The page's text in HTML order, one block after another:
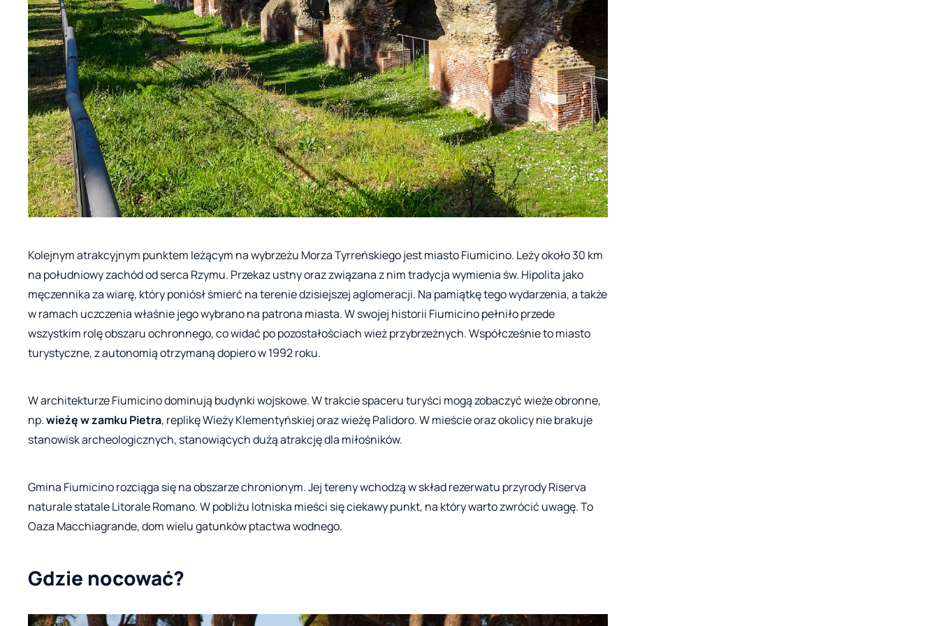
Kolejnym atrakcyjnym punktem leżącym na wybrzeżu Morza Tyrreńskiego jest miasto Fiumicino. Leży około 30 km
na południowy zachód od serca Rzymu. Przekaz ustny oraz związana z nim tradycja wymienia św. Hipolita jako
męczennika za wiarę, który poniósł śmierć na terenie dzisiejszej aglomeracji. Na pamiątkę tego wydarzenia, a także
w ramach uczczenia właśnie jego wybrano na patrona miasta. W swojej historii Fiumicino pełniło przede
wszystkim rolę obszaru ochronnego, co widać po pozostałościach wież przybrzeżnych. Współcześnie to miasto
turystyczne, z autonomią otrzymaną dopiero w 1992 roku.
W architekturze Fiumicino dominują budynki wojskowe. W trakcie spaceru turyści mogą zobaczyć wieże obronne,
np.wieżę w zamku Pietra, replikę Wieży Klementyńskiej oraz wieżę Palidoro. W mieście oraz okolicy nie brakuje
stanowisk archeologicznych, stanowiących dużą atrakcję dla miłośników.
Gmina Fiumicino rozciąga się na obszarze chronionym. Jej tereny wchodzą w skład rezerwatu przyrody Riserva
naturale statale Litorale Romano. W pobliżu lotniska mieści się ciekawy punkt, na który warto zwrócić uwagę. To
Oaza Macchiagrande, dom wielu gatunków ptactwa wodnego.
Gdzie nocować?